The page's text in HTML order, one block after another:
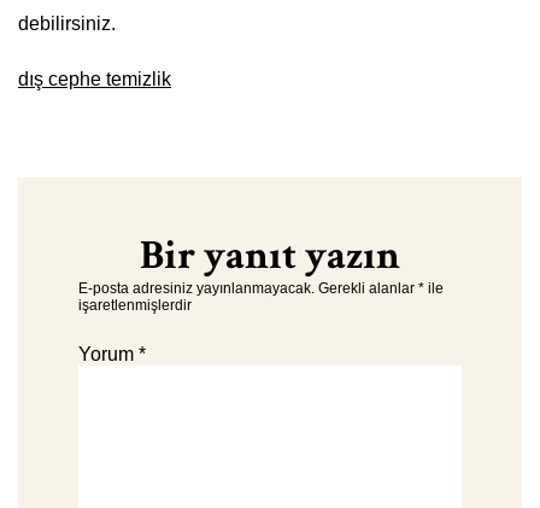
debilirsiniz.
dış cephe temizlik
Bir yanıt yazın
E-posta adresiniz yayınlanmayacak. Gerekli alanlar * ile
işaretlenmişlerdir
Yorum *